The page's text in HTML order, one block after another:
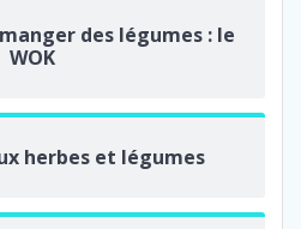
des légumes : le
WOK
herbes et légumes